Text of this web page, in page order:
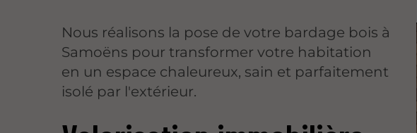
Nous réalisons la pose de votre bardage bois à
Samoëns pour transformer votre habitation
en un espace chaleureux, sain et parfaitement
isolé par l'extérieur.